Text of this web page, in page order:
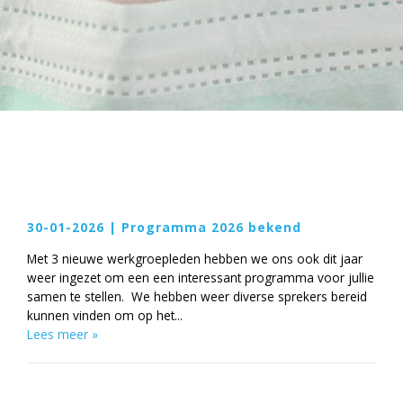
30-01-2026 | Programma 2026 bekend
Met 3 nieuwe werkgroepleden hebben we ons ook dit jaar
weer ingezet om een een interessant programma voor jullie
samen te stellen. We hebben weer diverse sprekers bereid
kunnen vinden om op het...
Lees meer »